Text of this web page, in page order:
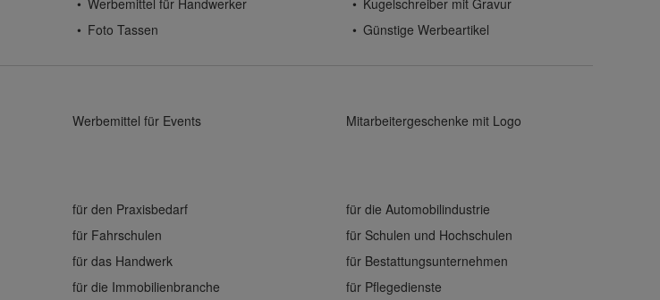
Werbemittel für Handwerker
Kugelschreiber mit Gravur
Foto Tassen Günstige Werbeartikel
Werbemittel für Events
Mitarbeitergeschenke mit Logo
für den Praxisbedarf
für die Automobilindustrie
für Fahrschulen
für Schulen und Hochschulen
für das Handwerk
für Bestattungsunternehmen
für die Immobilienbranche für Pflegedienste